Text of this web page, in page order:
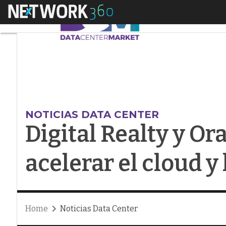
Menú
NOTICIAS DATA CENTER
Digital Realty y
acelerar el cloud y
Home Noticias Data Center